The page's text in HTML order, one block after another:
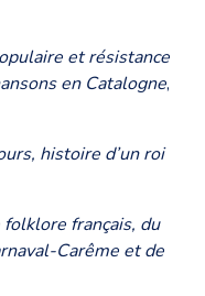
et résistance
en Catalogne,
histoire d’un roi
folklore français, du
Carême et de